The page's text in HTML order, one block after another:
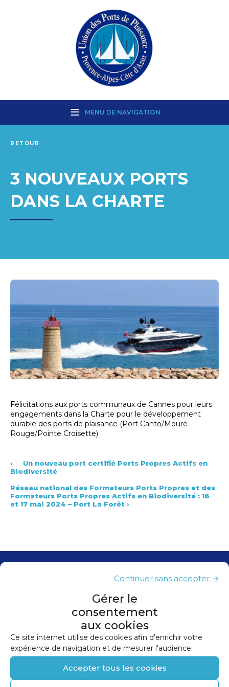
Gérer le
consentement
aux cookies
Ce site internet utilise des cookies afin d'enrichir votre
expérience de navigation et de mesurer l'audience.
Accepter tous les cookies
Continuer sans accepter →
MENU DE NAVIGATION
RETOUR
3 NOUVEAUX PORTS
DANS LA CHARTE
Félicitations aux ports communaux de Cannes pour leurs
engagements dans la Charte pour le développement
durable des ports de plaisance (Port Canto/Moure
Rouge/Pointe Croisette)
‹
Un nouveau port certifié Ports Propres Actifs en
Biodiversité
Réseau national des Formateurs Ports Propres et des
Formateurs Ports Propres Actifs en Biodiversité : 16
et 17 mai 2024 – Port La Forêt ›
Mentions légales
Politique de confidentialité
Politique de cookies (UE)